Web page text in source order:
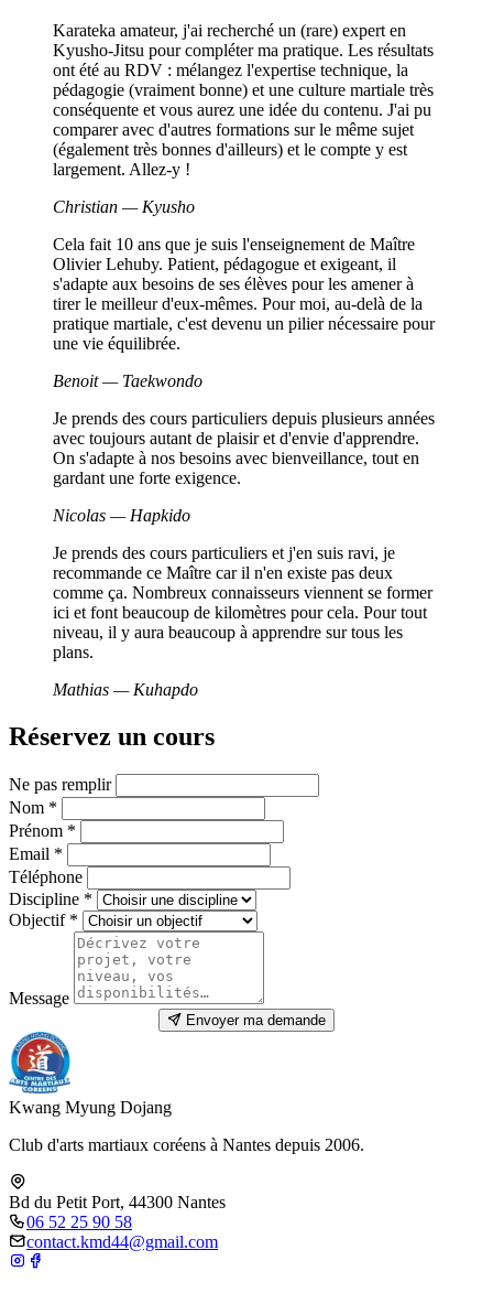
Karateka amateur, j'ai recherché un (rare) expert en
Kyusho-Jitsu pour compléter ma pratique. Les résultats
ont été au RDV : mélangez l'expertise technique, la
pédagogie (vraiment bonne) et une culture martiale très
conséquente et vous aurez une idée du contenu. J'ai pu
comparer avec d'autres formations sur le même sujet
(également très bonnes d'ailleurs) et le compte y est
largement. Allez-y !
Christian — Kyusho
Cela fait 10 ans que je suis l'enseignement de Maître
Olivier Lehuby. Patient, pédagogue et exigeant, il
s'adapte aux besoins de ses élèves pour les amener à
tirer le meilleur d'eux-mêmes. Pour moi, au-delà de la
pratique martiale, c'est devenu un pilier nécessaire pour
une vie équilibrée.
Benoit — Taekwondo
Je prends des cours particuliers depuis plusieurs années
avec toujours autant de plaisir et d'envie d'apprendre.
On s'adapte à nos besoins avec bienveillance, tout en
gardant une forte exigence.
Nicolas — Hapkido
Je prends des cours particuliers et j'en suis ravi, je
recommande ce Maître car il n'en existe pas deux
comme ça. Nombreux connaisseurs viennent se former
ici et font beaucoup de kilomètres pour cela. Pour tout
niveau, il y aura beaucoup à apprendre sur tous les
plans.
Mathias — Kuhapdo
Réservez un cours
Ne pas remplir
Nom *
Prénom *
Email *
Téléphone
Discipline *
Objectif *
Message
Envoyer ma demande
Kwang Myung Dojang
Club d'arts martiaux coréens à Nantes depuis 2006.
Bd du Petit Port, 44300 Nantes
06 52 25 90 58
contact.kmd44@gmail.com